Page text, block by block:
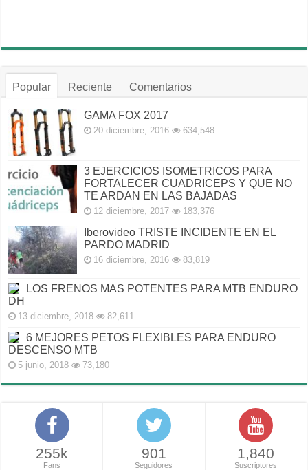
Popular Reciente Comentarios
GAMA FOX 2017
20 diciembre, 2016 634,548
3 EJERCICIOS ISOMETRICOS PARA
FORTALECER CUADRICEPS Y QUE NO
TE ARDAN EN LAS BAJADAS
12 diciembre, 2017 183,376
Iberovideo TRISTE INCIDENTE EN EL
PARDO MADRID
16 diciembre, 2016 83,819
LOS FRENOS MAS POTENTES PARA MTB ENDURO
DH
13 diciembre, 2018 82,611
6 MEJORES PETOS FLEXIBLES PARA ENDURO
DESCENSO MTB
5 junio, 2018 73,180
255k
Fans
901
Seguidores
1,840
Suscriptores